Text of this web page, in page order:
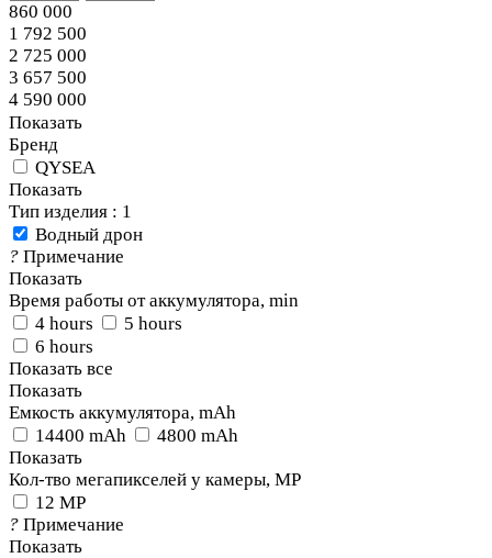
860 000
1 792 500
2 725 000
3 657 500
4 590 000
Показать
Бренд
QYSEA
Показать
Тип изделия : 1
Водный дрон
? Примечание
Показать
Время работы от аккумулятора, min
4 hours
5 hours
6 hours
Показать все
Показать
Емкость аккумулятора, mAh
14400 mAh
4800 mAh
Показать
Кол-тво мегапикселей у камеры, MP
12 MP
? Примечание
Показать